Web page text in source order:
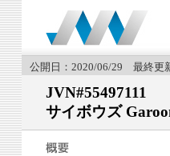
公開日：2020/06/29 最終更
JVN#55497111
サイボウズ